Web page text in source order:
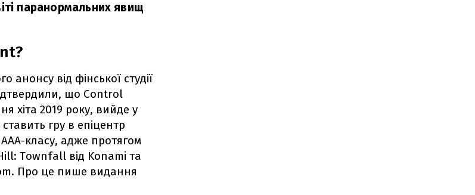
паранормальних явищ
анонсу від фінської студії
що Control
хіта 2019 року, вийде у
гру в епіцентр
класу, адже протягом
Townfall від Konami та
Про це пише видання